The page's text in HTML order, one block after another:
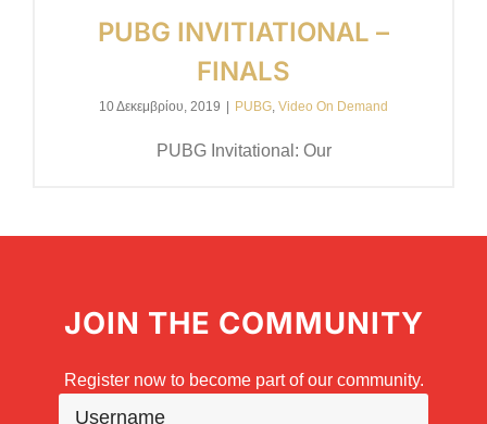
PUBG INVITIATIONAL –
FINALS
10 Δεκεμβρίου, 2019 PUBG, Video On Demand
PUBG Invitational: Our
JOIN THE COMMUNITY
Register now to become part of our community.